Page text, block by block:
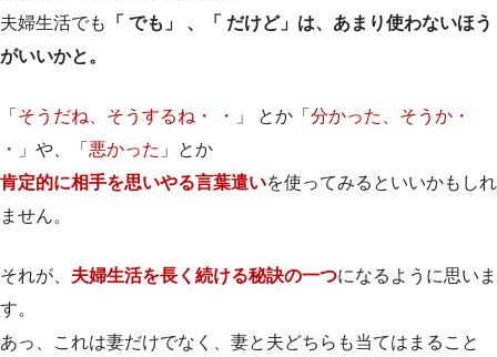
夫婦生活でも
「 でも」 、「 だけど」は、あまり使わないほう
がいいかと。
「 そうだね、そうするね・ ・ 」 とか「 分かった、そうか・
・
」や、「 悪かった 」とか
肯定的に相手を思いやる言葉遣いを使ってみるといいかもしれ
ません。
それが、 夫婦生活を長く続ける秘訣の一つになるように思いま
す。
あっ、これは妻だけでなく、妻と夫どちらも当てはまること